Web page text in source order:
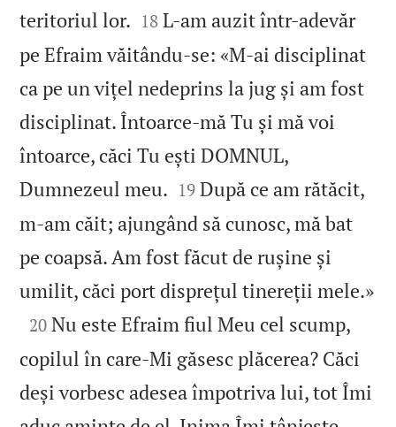
teritoriul lor. 

18 L‑am auzit într-adevăr
pe Efraim văitându‑se: «M‑ai disciplinat
ca pe un vițel nedeprins la jug și am fost
disciplinat. Întoarce‑mă Tu și mă voi
întoarce, căci Tu ești DOMNUL,
Dumnezeul meu. 

19 După ce am rătăcit,
m‑am căit; ajungând să cunosc, mă bat
pe coapsă. Am fost făcut de rușine și
umilit, căci port disprețul tinereții mele.»

20 Nu este Efraim fiul Meu cel scump,
copilul în care‑Mi găsesc plăcerea? Căci
deși vorbesc adesea împotriva lui, tot Îmi